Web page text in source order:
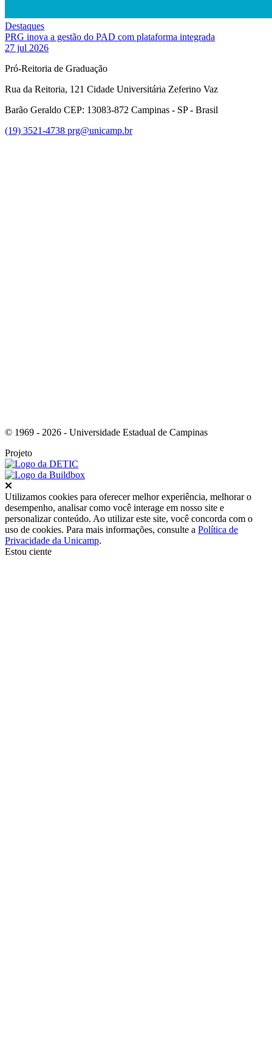
Destaques
PRG inova a gestão do PAD com plataforma integrada
27 jul 2026
Pró-Reitoria de Graduação
Rua da Reitoria, 121 Cidade Universitária Zeferino Vaz
Barão Geraldo CEP: 13083-872 Campinas - SP - Brasil
(19) 3521-4738 prg@unicamp.br
© 1969 - 2026 - Universidade Estadual de Campinas
Projeto
Utilizamos cookies para oferecer melhor experiência, melhorar o
desempenho, analisar como você interage em nosso site e
personalizar conteúdo. Ao utilizar este site, você concorda com o
uso de cookies. Para mais informações, consulte a Política de
Privacidade da Unicamp.
Estou ciente